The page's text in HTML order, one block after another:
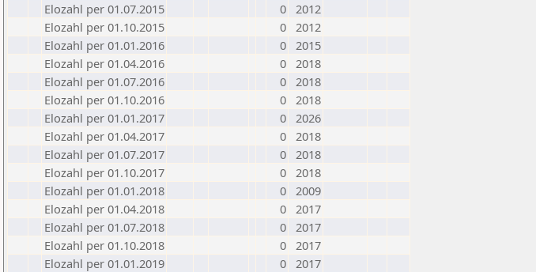
Elozahl per 01.07.2015
0 2012
Elozahl per 01.10.2015
0 2012
Elozahl per 01.01.2016
0 2015
Elozahl per 01.04.2016
0 2018
Elozahl per 01.07.2016
0 2018
Elozahl per 01.10.2016
0 2018
Elozahl per 01.01.2017
0 2026
Elozahl per 01.04.2017
0 2018
Elozahl per 01.07.2017
0 2018
Elozahl per 01.10.2017
0 2018
Elozahl per 01.01.2018
0 2009
Elozahl per 01.04.2018
0 2017
Elozahl per 01.07.2018
0 2017
Elozahl per 01.10.2018
0 2017
Elozahl per 01.01.2019
0 2017